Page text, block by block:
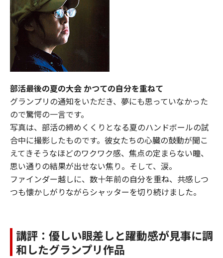
部活最後の夏の大会 かつての自分を重ねて
グランプリの通知をいただき、夢にも思っていなかった
ので驚愕の一言です。
写真は、部活の締めくくりとなる夏のハンドボールの試
合中に撮影したものです。彼女たちの心臓の鼓動が聞こ
えてきそうなほどのワクワク感、焦点の定まらない瞳、
思い通りの結果が出せない焦り。そして、涙。
ファインダー越しに、数十年前の自分を重ね、共感しつ
つも懐かしがりながらシャッターを切り続けました。
講評：優しい眼差しと躍動感が見事に調
和したグランプリ作品